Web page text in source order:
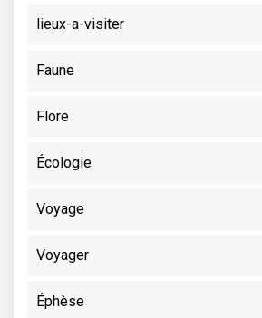
lieux-a-visiter
Faune
Flore
Écologie
Voyage
Voyager
Éphèse